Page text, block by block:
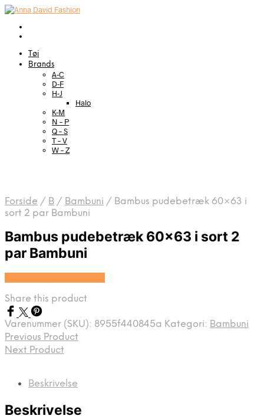
Tøj
Brands
A-C
D-F
H-J
Halo
K-M
N – P
Q – S
T – V
W – Z
Forside / B / Bambuni / Bambus pudebetræk 60×63 i
sort 2 par Bambuni
Bambus pudebetræk 60×63 i sort 2
par Bambuni
Share this product
Varenummer (SKU): 8955f440845a Kategori: Bambuni
Previous Product
Next Product
Beskrivelse
Beskrivelse